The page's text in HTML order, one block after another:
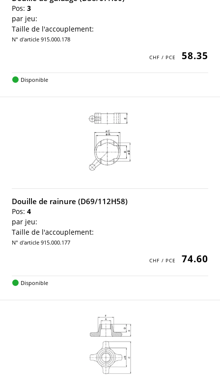
Pos: 3
par jeu:
Taille de l'accouplement:
N° d'article 915.000.178
58.35
Disponible
Douille de rainure (D69/112H58)
Pos: 4
par jeu:
Taille de l'accouplement:
N° d'article 915.000.177
74.60
Disponible